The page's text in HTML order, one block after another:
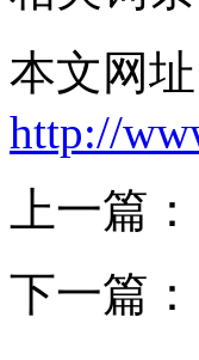
本文网址
http://
上一篇：
下一篇：